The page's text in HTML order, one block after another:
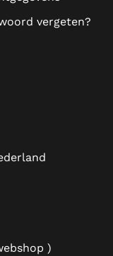
vergeten?
)